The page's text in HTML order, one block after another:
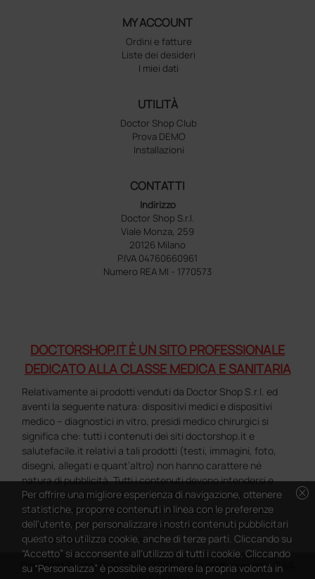
MY ACCOUNT
Ordini e fatture
Liste dei desideri
I miei dati
UTILITÀ
Doctor Shop Club
Prova DEMO
Installazioni
CONTATTI
Indirizzo
Doctor Shop S.r.l.
Viale Monza, 259
20126 Milano
P.IVA 04760660961
Numero REA MI - 1770573
DOCTORSHOP.IT È UN SITO PROFESSIONALE
DEDICATO ALLA CLASSE MEDICA E SANITARIA
Relativamente ai prodotti venduti da Doctor Shop S.r.l. ed
aventi la seguente natura: dispositivi medici e dispositivi
medico – diagnostici in vitro, presidi medico chirurgici si
significa che: tutti i contenuti dei siti doctorshop.it e
salutefacile.it relativi a tali prodotti (testi, immagini, foto,
disegni, allegati e quant’altro) non hanno carattere né
natura di pubblicità. Tutti i contenuti devono intendersi e
sono di natura esclusivamente informativa e volti
esclusivamente a portare a conoscenza dei clienti e dei
potenziali clienti in fase di preacquisto i prodotti venduti da
Doctorshop attraverso la rete.
Copyright DoctorShop 2005-2026 - Tutti diritti riservati - P.IVA
cancel
Per offrire una migliore esperienza di navigazione, ottenere
statistiche, proporre contenuti in linea con le preferenze
dell'utente, per personalizzare i nostri contenuti pubblicitari
questo sito utilizza cookie, anche di terze parti. Cliccando su
“Accetto” si acconsente all'utilizzo di tutti i cookie. Cliccando
su “Personalizza” è possibile esprimere la propria volontà in